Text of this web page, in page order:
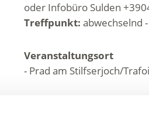
oder Infobüro Sulden
Treffpunkt: abwechselnd
Veranstaltungsort
- Prad am Stilfserjoch/
Nationalpark Stilfserjoch -